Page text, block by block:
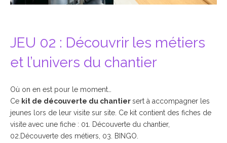
JEU 02 : Découvrir les métiers
et l’univers du chantier
Où on en est pour le moment…
Ce kit de découverte du chantiersert à accompagner les
jeunes lors de leur visite sur site. Ce kit contient des fiches de
visite avec une fiche : 01. Découverte du chantier,
02.Découverte des métiers, 03. BINGO.